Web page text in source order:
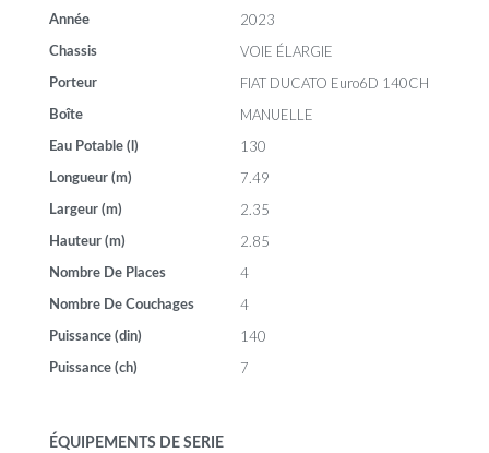
Année 2023
Chassis VOIE ÉLARGIE
Porteur FIAT DUCATO Euro6D 140CH
Boîte MANUELLE
Eau Potable (l) 130
Longueur (m) 7.49
Largeur (m) 2.35
Hauteur (m) 2.85
Nombre De Places 4
Nombre De Couchages 4
Puissance (din) 140
Puissance (ch) 7
ÉQUIPEMENTS DE SERIE